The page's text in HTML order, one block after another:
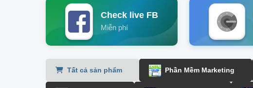
Check live FB
Miễn phí
Tất cả sản phẩm Phần Mềm Marketing